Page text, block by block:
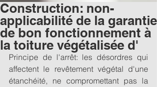
Construction: non-
applicabilité de la garantie
de bon fonctionnement à
la toiture végétalisée d'
Principe de l'arrêt: les désordres qui
affectent le revêtement végétal d'une
étanchéité, ne compromettant pas la